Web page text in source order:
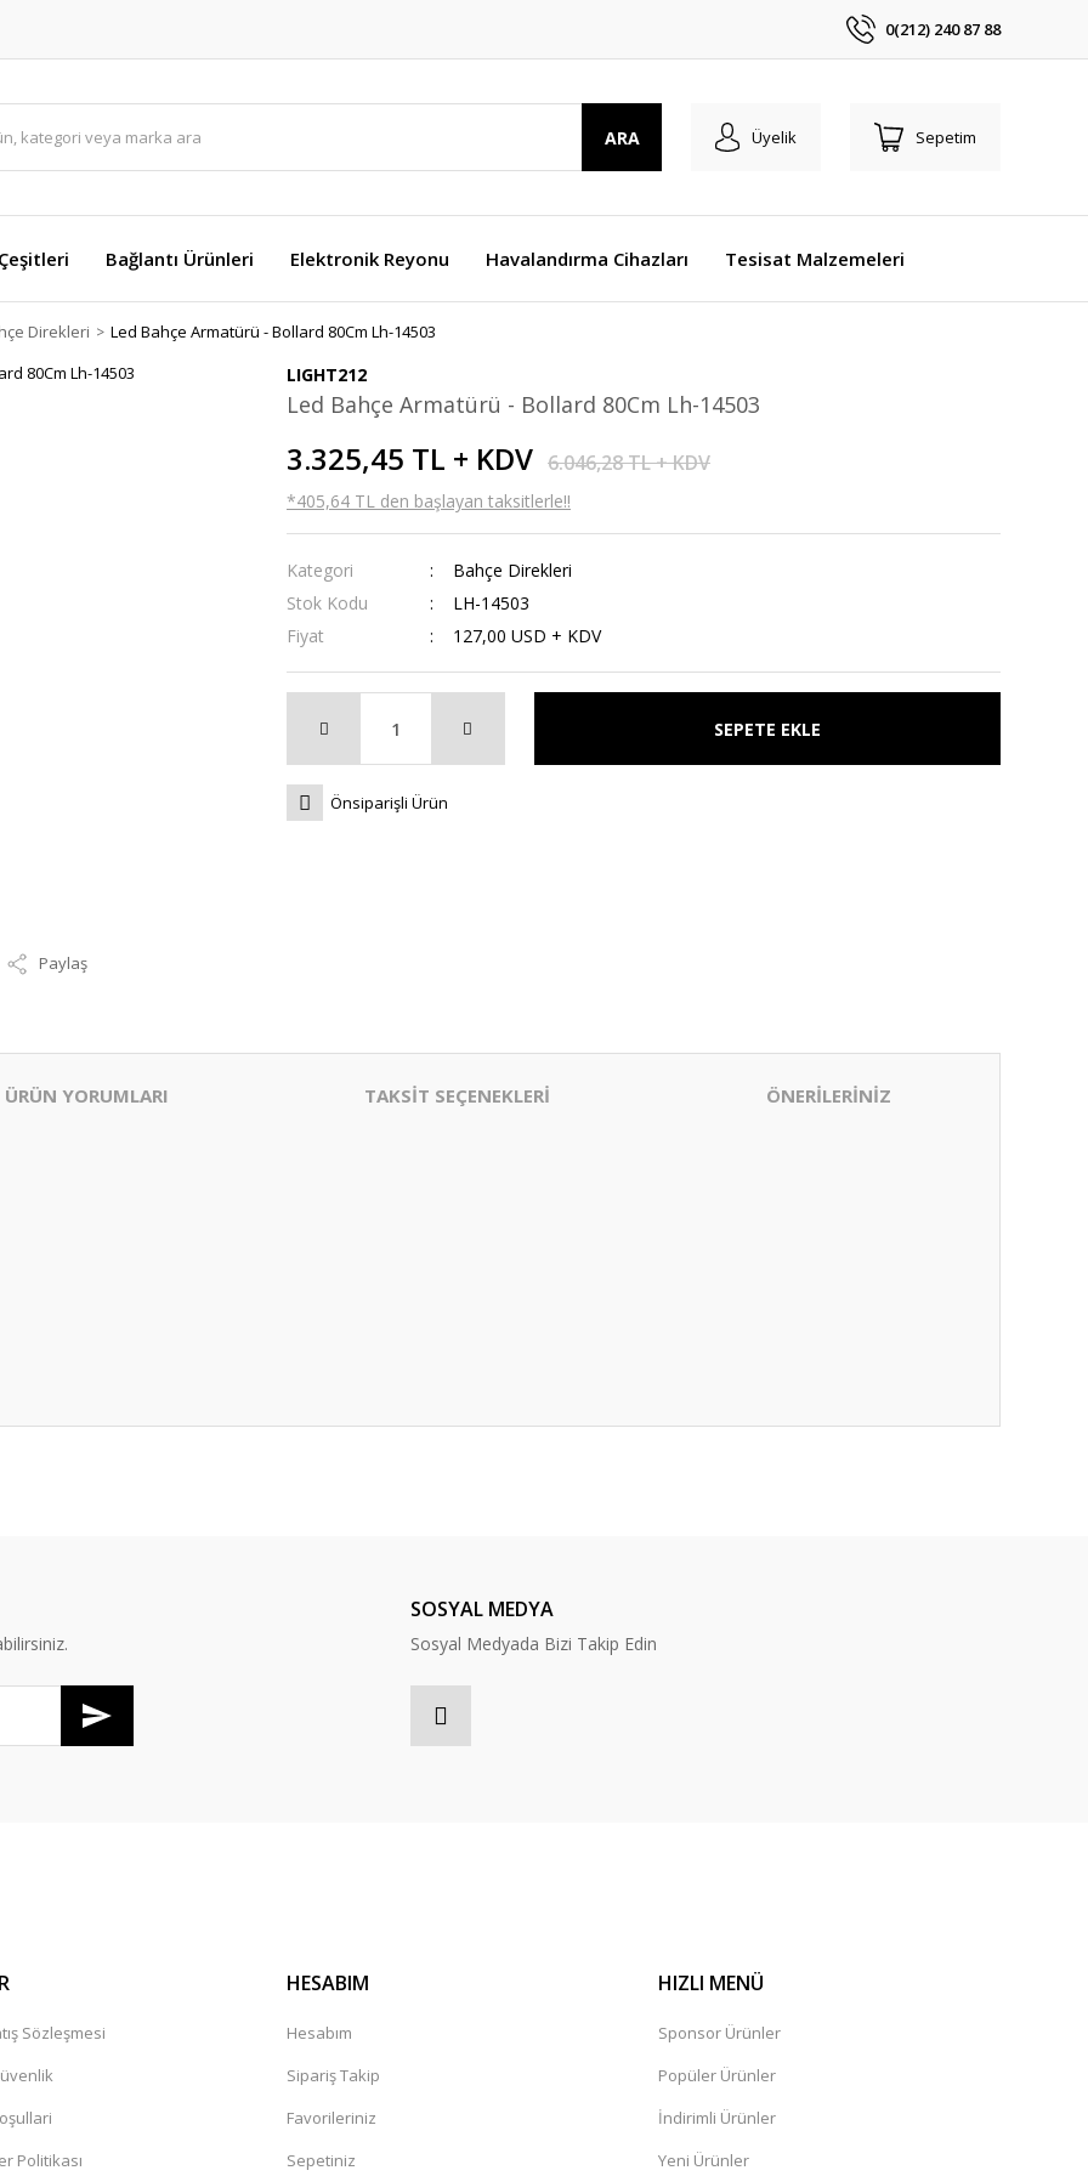
0(212) 240 87 88
ARA Üyelik Sepetim
Bağlantı Ürünleri Elektronik Reyonu Havalandırma Cihazları Tesisat Malzemeleri
Direkleri Led Bahçe Armatürü - Bollard 80Cm Lh-14503
Paylaş
LIGHT212
Led Bahçe Armatürü - Bollard 80Cm Lh-14503
3.325,45 TL + KDV 6.046,28 TL + KDV
*405,64 TL den başlayan taksitlerle!!
Kategori
Bahçe Direkleri
Stok Kodu
LH-14503
Fiyat
127,00 USD + KDV
SEPETE EKLE
Önsiparişli Ürün
ÜRÜN YORUMLARI TAKSİT SEÇENEKLERİ ÖNERİLERİNİZ
SOSYAL MEDYA
Sosyal Medyada Bizi Takip Edin
Sözleşmesi
Politikası
HESABIM
Hesabım
Sipariş Takip
Favorileriniz
Sepetiniz
HIZLI MENÜ
Sponsor Ürünler
Popüler Ürünler
İndirimli Ürünler
Yeni Ürünler